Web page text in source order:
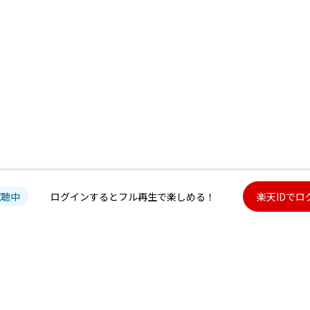
中 ログインするとフル再生で楽しめる！ 楽天IDでロ